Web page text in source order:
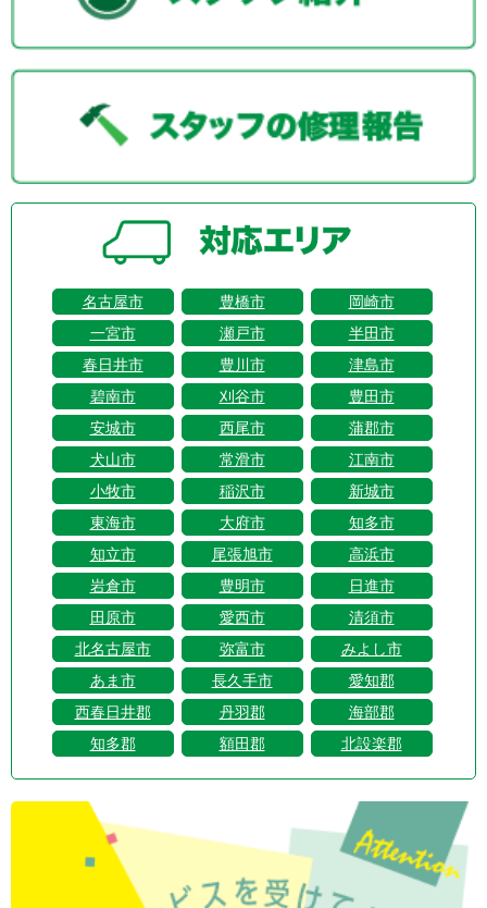
名古屋市 豊橋市
岡崎市
一宮市
瀬戸市
半田市
春日井市
豊川市
津島市
碧南市
刈谷市
豊田市
安城市
西尾市
蒲郡市
犬山市
常滑市
江南市
小牧市
稲沢市
新城市
東海市
大府市
知多市
知立市
尾張旭市
高浜市
岩倉市
豊明市
日進市
田原市
愛西市
清須市
北名古屋市
弥富市
みよし市
あま市
長久手市
愛知郡
西春日井郡
丹羽郡
海部郡
知多郡
額田郡 北設楽郡